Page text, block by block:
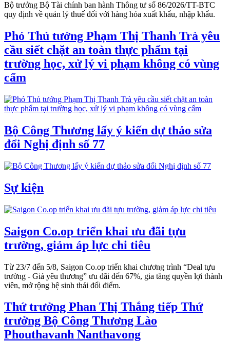
Bộ trưởng Bộ Tài chính ban hành Thông tư số 86/2026/TT-BTC
quy định về quản lý thuế đối với hàng hóa xuất khẩu, nhập khẩu.
Phó Thủ tướng Phạm Thị Thanh Trà yêu
cầu siết chặt an toàn thực phẩm tại
trường học, xử lý vi phạm không có vùng
cấm
Bộ Công Thương lấy ý kiến dự thảo sửa
đổi Nghị định số 77
Sự kiện
Saigon Co.op triển khai ưu đãi tựu
trường, giảm áp lực chi tiêu
Từ 23/7 đến 5/8, Saigon Co.op triển khai chương trình “Deal tựu
trường - Giá yêu thương” ưu đãi đến 67%, gia tăng quyền lợi thành
viên, mở rộng hệ sinh thái đổi điểm.
Thứ trưởng Phan Thị Thắng tiếp Thứ
trưởng Bộ Công Thương Lào
Phouthavanh Nanthavong